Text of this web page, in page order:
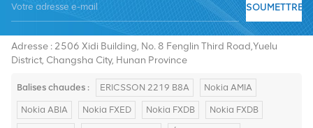
SOUMETTRE
Tél :+8619376997331
Adresse : 2506 Xidi Building, No. 8 Fenglin Third Road,Yuelu
District, Changsha City, Hunan Province
Balises chaudes : ERICSSON 2219 B8A Nokia AMIA
Nokia ABIA Nokia FXED Nokia FXDB Nokia FXDB